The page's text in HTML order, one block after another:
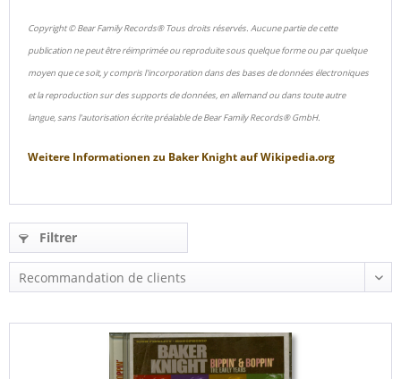
Copyright © Bear Family Records® Tous droits réservés. Aucune partie de cette
publication ne peut être réimprimée ou reproduite sous quelque forme ou par quelque
moyen que ce soit, y compris l'incorporation dans des bases de données électroniques
et la reproduction sur des supports de données, en allemand ou dans toute autre
langue, sans l'autorisation écrite préalable de Bear Family Records® GmbH.
Weitere Informationen zu Baker KnightaufWikipedia.org
Filtrer